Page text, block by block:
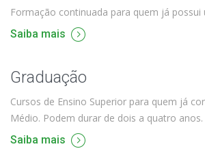
Formação continuada para quem já possui
Saiba mais
Graduação
Cursos de Ensino Superior para quem já
Médio. Podem durar de dois a quatro anos.
Saiba mais